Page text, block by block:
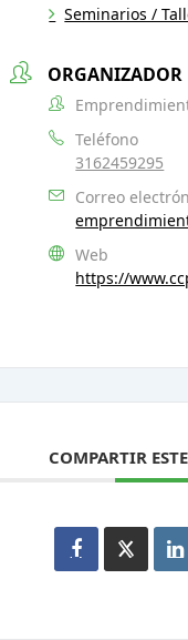
Seminarios /
ORGANIZADOR
Teléfono
3162459295
Correo
Web
https://
COMPARTIR